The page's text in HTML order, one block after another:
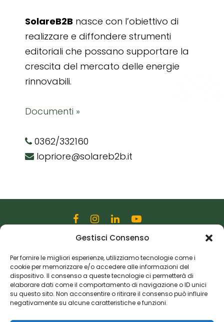
Gestisci Consenso
Per fornire le migliori esperienze, utilizziamo tecnologie come i
cookie per memorizzare e/o accedere alle informazioni del
dispositivo. Il consenso a queste tecnologie ci permetterà di
elaborare dati come il comportamento di navigazione o ID unici
su questo sito. Non acconsentire o ritirare il consenso può influire
negativamente su alcune caratteristiche e funzioni.
SolareB2B nasce con l’obiettivo di
realizzare e diffondere strumenti
editoriali che possano supportare la
crescita del mercato delle energie
rinnovabili.
Documenti »
0362/332160
lopriore@solareb2b.it
Via Martiri della Libertà, 28
20833 Giussano (MB)
P.I. 06982770965
Privacy Policy